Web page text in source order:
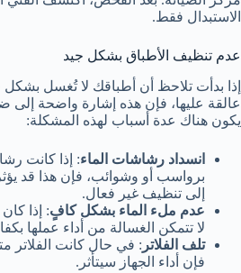
الاستبدال فقط.
عدم تنظيف الأطباق بشكل جيد
إذا بدأت تلاحظ أن أطباقك لا تُغسل بشكل
عالقة عليها، فإن هذه إشارة واضحة إلى
يكون هناك عدة أسباب لهذه المشكلة:
انسداد رشاشات الماء: إذا كانت
برواسب أو وشوائب، فإن هذا قد
إلى تنظيف غير فعال.
عدم ملء الماء بشكل كافٍ: إذا
لا تتمكن الغسالة من أداء عملها
تلف الفلاتر : في حال كانت الفلاتر
فإن أداء الجهاز سيتأثر.